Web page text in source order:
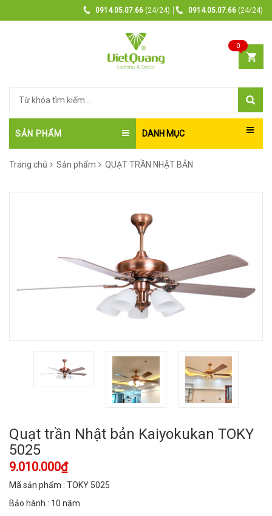
0914.05.07.66 (24/24) 0914.05.07.66 (24/24)
0
SẢN PHẨM DANH MỤC
Trang chủ Sản phẩm QUẠT TRẦN NHẬT BẢN
Quạt trần Nhật bản Kaiyokukan TOKY
5025
9.010.000₫
Mã sản phẩm : TOKY 5025
Bảo hành : 10 năm